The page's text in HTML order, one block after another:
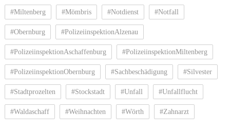
#Miltenberg #Mömbris #Notdienst #Notfall
#Obernburg #PolizeiinspektionAlzenau
#PolizeiinspektionAschaffenburg #PolizeiinspektionMiltenberg
#PolizeiinspektionObernburg #Sachbeschädigung #Silvester
#Stadtprozelten #Stockstadt #Unfall #Unfallflucht
#Waldaschaff #Weihnachten #Wörth #Zahnarzt